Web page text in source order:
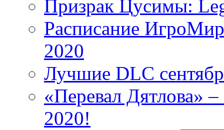
Призрак Цусимы:
Расписание
2020
Лучшие DLC
«Перевал Дятлова»
2020!